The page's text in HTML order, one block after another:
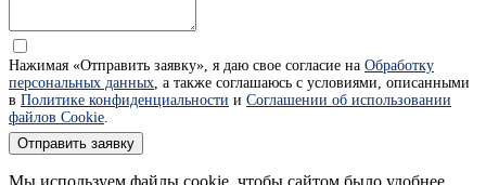
Нажимая «Отправить заявку», я даю свое согласие на Обработку
персональных данных , а также соглашаюсь с условиями, описанными
в Политике конфиденциальности и Соглашении об использовании
файлов Cookie
Отправить заявку
Мы используем файлы cookie, чтобы сайтом было удобнее